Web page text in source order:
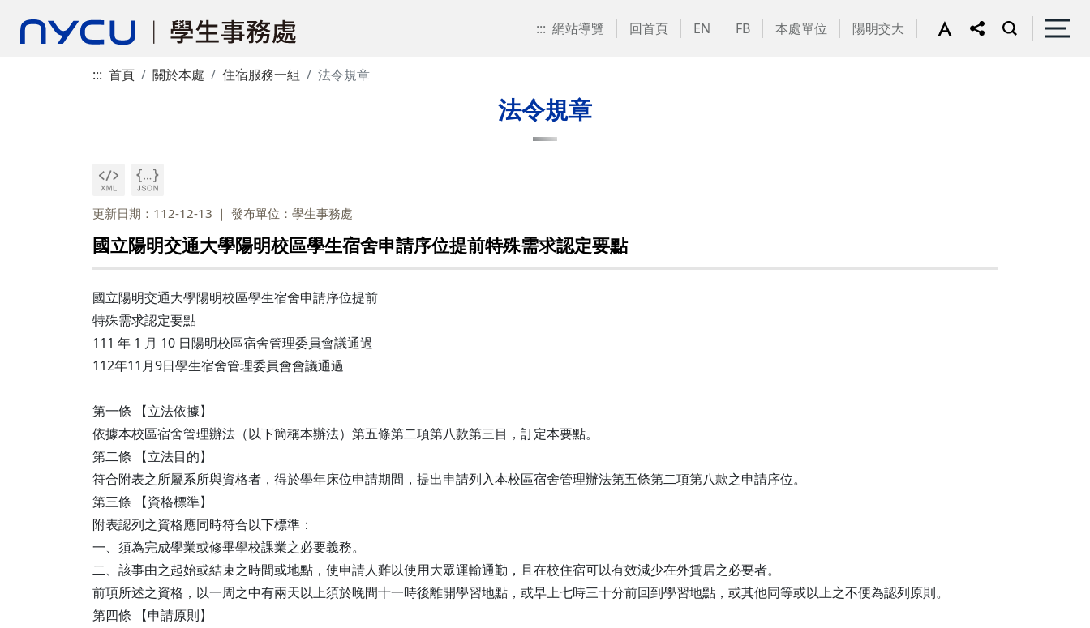
::: 網站導覽 回首頁 EN FB 本處單位 陽明交大
::: 首頁 關於本處 住宿服務一組 法令規章
法令規章
更新日期：112-12-13 發布單位：學生事務處
國立陽明交通大學陽明校區學生宿舍申請序位提前特殊需求認定要點
國立陽明交通大學陽明校區學生宿舍申請序位提前
特殊需求認定要點
111 年 1 月 10 日陽明校區宿舍管理委員會議通過
112年11月9日學生宿舍管理委員會會議通過
第一條 【立法依據】
依據本校區宿舍管理辦法（以下簡稱本辦法）第五條第二項第八款第三目，訂定本要點。
第二條 【立法目的】
符合附表之所屬系所與資格者，得於學年床位申請期間，提出申請列入本校區宿舍管理辦法第五條第二項第八款之申請序位。
第三條 【資格標準】
附表認列之資格應同時符合以下標準：
一、須為完成學業或修畢學校課業之必要義務。
二、該事由之起始或結束之時間或地點，使申請人難以使用大眾運輸通勤，且在校住宿可以有效減少在外賃居之必要者。
前項所述之資格，以一周之中有兩天以上須於晚間十一時後離開學習地點，或早上七時三十分前回到學習地點，或其他同等或以上之不便為認列原則。
第四條 【申請原則】